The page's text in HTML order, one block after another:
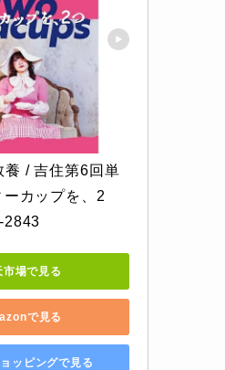
養 / 吉住第6回単
カップを、2
2843
市場で見る
で見る
ッピングで見る